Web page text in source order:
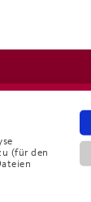
(für den